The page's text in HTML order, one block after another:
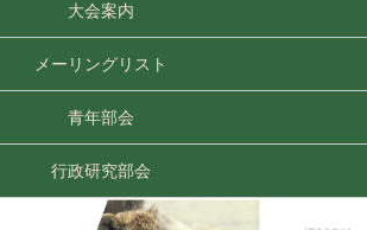
大会案内
メーリングリスト
青年部会
行政研究部会